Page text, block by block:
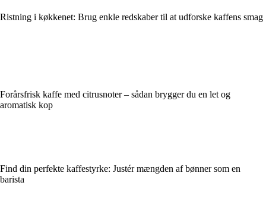
Ristning i køkkenet: Brug enkle redskaber til at udforske kaffens smag
Forårsfrisk kaffe med citrusnoter – sådan brygger du en let og
aromatisk kop
Find din perfekte kaffestyrke: Justér mængden af bønner som en
barista